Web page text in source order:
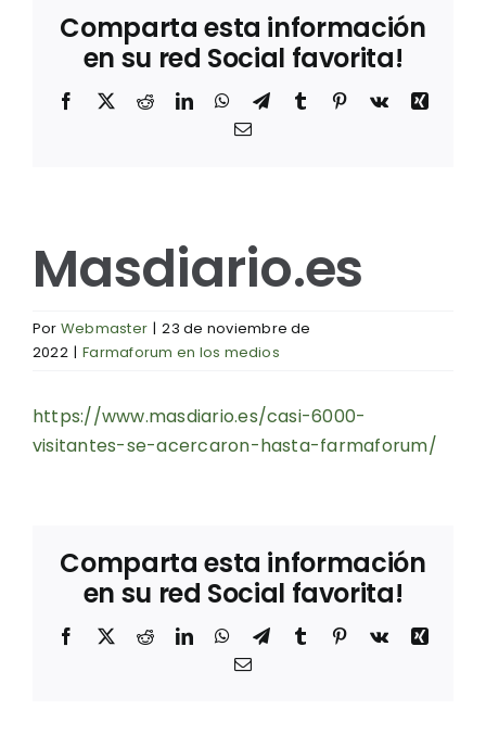
Comparta esta información
en su red Social favorita!
Facebook
X RedditLinkedInWhatsApp
TelegramTumblr Pinterest
Vk
Xing
Correo
Masdiario.es
Por Webmaster | 23 de noviembre de
2022 | Farmaforum en los medios
https://www.masdiario.es/casi-6000-
visitantes-se-acercaron-hasta-farmaforum/
Comparta esta información
en su red Social favorita!
Facebook
X RedditLinkedInWhatsApp
TelegramTumblr Pinterest
Vk
Xing
Correo